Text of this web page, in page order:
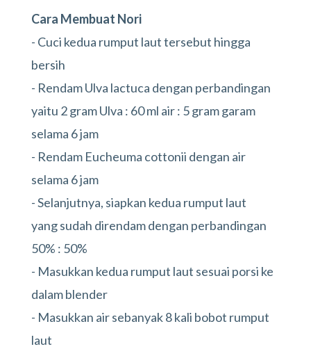
Cara Membuat Nori
- Cuci kedua rumput laut tersebut hingga
bersih
- Rendam Ulva lactuca dengan perbandingan
yaitu 2 gram Ulva : 60 ml air : 5 gram garam
selama 6 jam
- Rendam Eucheuma cottonii dengan air
selama 6 jam
- Selanjutnya, siapkan kedua rumput laut
yang sudah direndam dengan perbandingan
50% : 50%
- Masukkan kedua rumput laut sesuai porsi ke
dalam blender
- Masukkan air sebanyak 8 kali bobot rumput
laut